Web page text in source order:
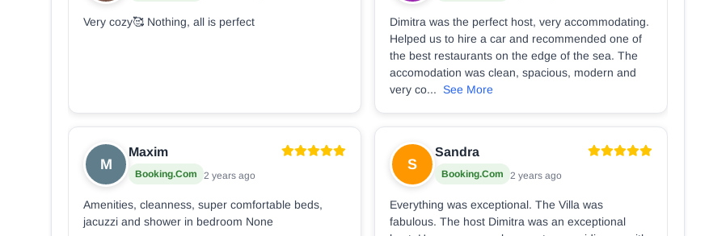
Very cozy🥰 Nothing, all is perfect
Dimitra was the perfect host, very accommodating.
Helped us to hire a car and recommended one of
the best restaurants on the edge of the sea. The
accomodation was clean, spacious, modern and
very co...
See More
M
Maxim
Booking.com 2 years ago
Amenities, cleanness, super comfortable beds,
jacuzzi and shower in bedroom None
S
Sandra
Booking.com 2 years ago
Everything was exceptional. The Villa was
fabulous. The host Dimitra was an exceptional